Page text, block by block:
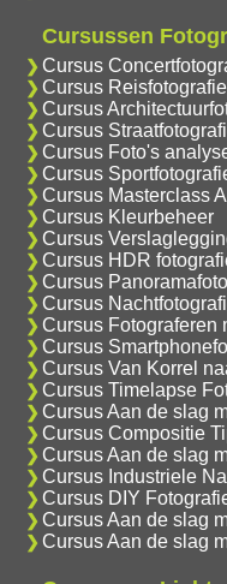
Cursussen
Cursus
Cursus
Cursus
Cursus
Cursus Foto's
Cursus
Cursus Masterclass
Cursus Kleurbeheer
Cursus
Cursus HDR
Cursus
Cursus
Cursus Fotograferen
Cursus
Cursus Van Korrel
Cursus Timelapse
Cursus Aan de slag
Cursus Compositie
Cursus Aan de slag
Cursus Industriele
Cursus DIY
Cursus Aan de slag
Cursus Aan de slag